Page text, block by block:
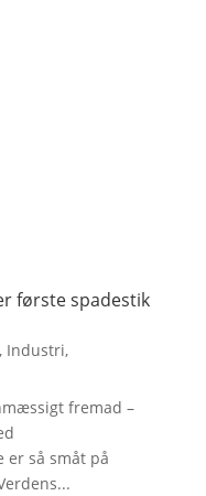
første spadestik
Industri,
fremad –
er så småt på